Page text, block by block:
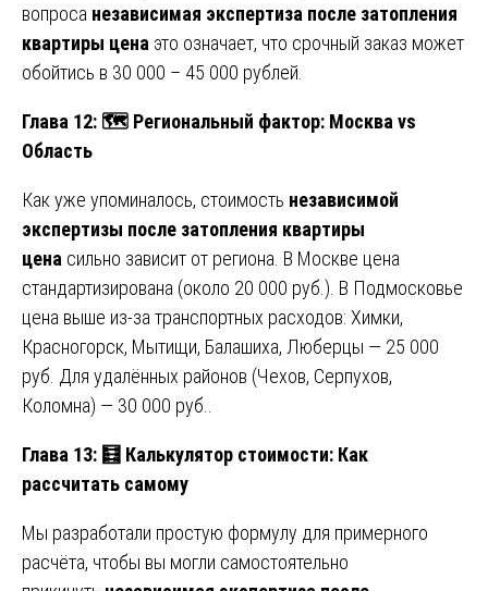
вопроса независимая экспертиза после затопления
квартиры цена это означает, что срочный заказ может
обойтись в 30 000 – 45 000 рублей.
Глава 12: 🗺️ Региональный фактор: Москва vs
Область
Как уже упоминалось, стоимость независимой
экспертизы после затопления квартиры
цена сильно зависит от региона. В Москве цена
стандартизирована (около 20 000 руб.). В Подмосковье
цена выше из-за транспортных расходов: Химки,
Красногорск, Мытищи, Балашиха, Люберцы — 25 000
руб. Для удалённых районов (Чехов, Серпухов,
Коломна) — 30 000 руб..
Глава 13: 🧮 Калькулятор стоимости: Как
рассчитать самому
Мы разработали простую формулу для примерного
расчёта, чтобы вы могли самостоятельно